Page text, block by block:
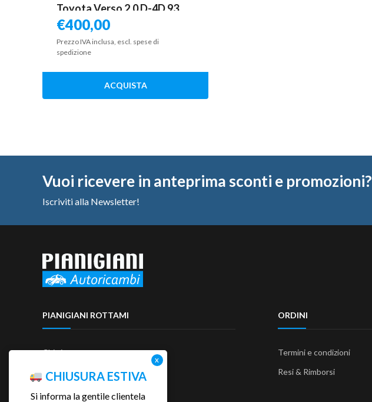
Toyota Verso 2.0 D-4D 93
KW 1ADFTV 2009 – 2013
€400,00
Prezzo IVA inclusa, escl. spese di
spedizione
ACQUISTA
Vuoi ricevere in anteprima sconti e promozioni?
Iscriviti alla Newsletter!
PIANIGIANI ROTTAMI
Chi siamo
Contattaci
ORDINI
Termini e condizioni
Resi & Rimborsi
CHIUSURA ESTIVA
Si informa la gentile clientela